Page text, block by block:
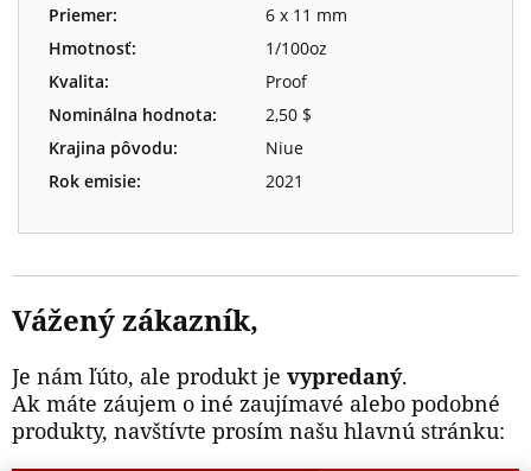
Priemer:
6 x 11 mm
Hmotnosť:
1/100oz
Kvalita:
Proof
Nominálna hodnota:
2,50 $
Krajina pôvodu:
Niue
Rok emisie:
2021
Vážený zákazník,
Je nám ľúto, ale produkt je vypredaný.
Ak máte záujem o iné zaujímavé alebo podobné
produkty, navštívte prosím našu hlavnú stránku: